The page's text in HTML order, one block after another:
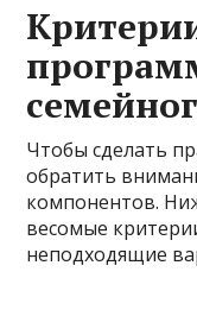
Чтобы сделать
обратить
компонентов.
весомые
неподходящие